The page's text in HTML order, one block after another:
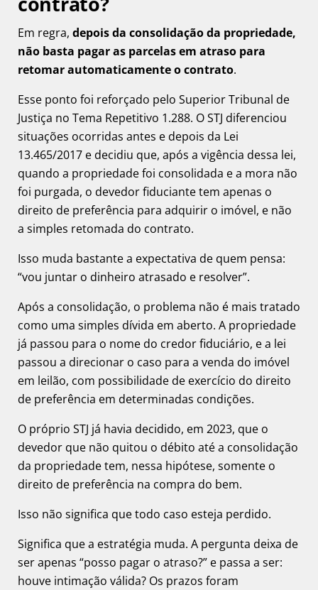
Em regra, depois da consolidação da propriedade,
não basta pagar as parcelas em atraso para
retomar automaticamente o contrato.
Esse ponto foi reforçado pelo Superior Tribunal de
Justiça no Tema Repetitivo 1.288. O STJ diferenciou
situações ocorridas antes e depois da Lei
13.465/2017 e decidiu que, após a vigência dessa lei,
quando a propriedade foi consolidada e a mora não
foi purgada, o devedor fiduciante tem apenas o
direito de preferência para adquirir o imóvel, e não
a simples retomada do contrato.
Isso muda bastante a expectativa de quem pensa:
“vou juntar o dinheiro atrasado e resolver”.
Após a consolidação, o problema não é mais tratado
como uma simples dívida em aberto. A propriedade
já passou para o nome do credor fiduciário, e a lei
passou a direcionar o caso para a venda do imóvel
em leilão, com possibilidade de exercício do direito
de preferência em determinadas condições.
O próprio STJ já havia decidido, em 2023, que o
devedor que não quitou o débito até a consolidação
da propriedade tem, nessa hipótese, somente o
direito de preferência na compra do bem.
Isso não significa que todo caso esteja perdido.
Significa que a estratégia muda. A pergunta deixa de
ser apenas “posso pagar o atraso?” e passa a ser:
houve intimação válida? Os prazos foram